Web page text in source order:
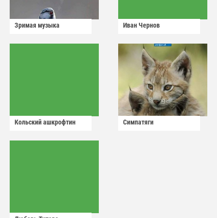
Зримая музыка Иван Чернов
Кольский ашкрофтин Симпатяги